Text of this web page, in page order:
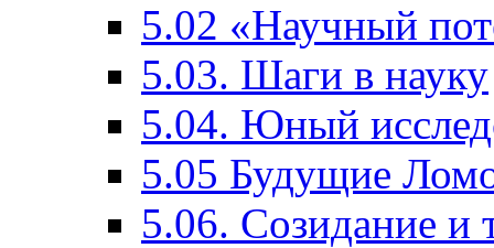
5.02 «Научный
5.03. Шаги в науку
5.04. Юный
5.05 Будущие
5.06. Созидание и